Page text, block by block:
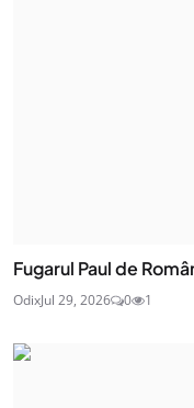
Fugarul Paul de
OdixJul 29, 2026 0 1